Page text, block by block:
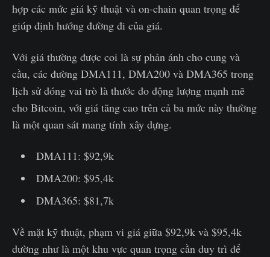
hợp các mức giá kỹ thuật và on-chain quan trọng để
giúp định hướng đường đi của giá.
Với giá thường được coi là sự phản ánh cho cung và
cầu, các đường DMA111, DMA200 và DMA365 trong
lịch sử đóng vai trò là thước đo động lượng mạnh mẽ
cho Bitcoin, với giá tăng cao trên cả ba mức này thường
là một quan sát mang tính xây dựng.
DMA111: $92,9k
DMA200: $95,4k
DMA365: $81,7k
Về mặt kỹ thuật, phạm vi giá giữa $92,9k và $95,4k
dường như là một khu vực quan trọng cần duy trì để